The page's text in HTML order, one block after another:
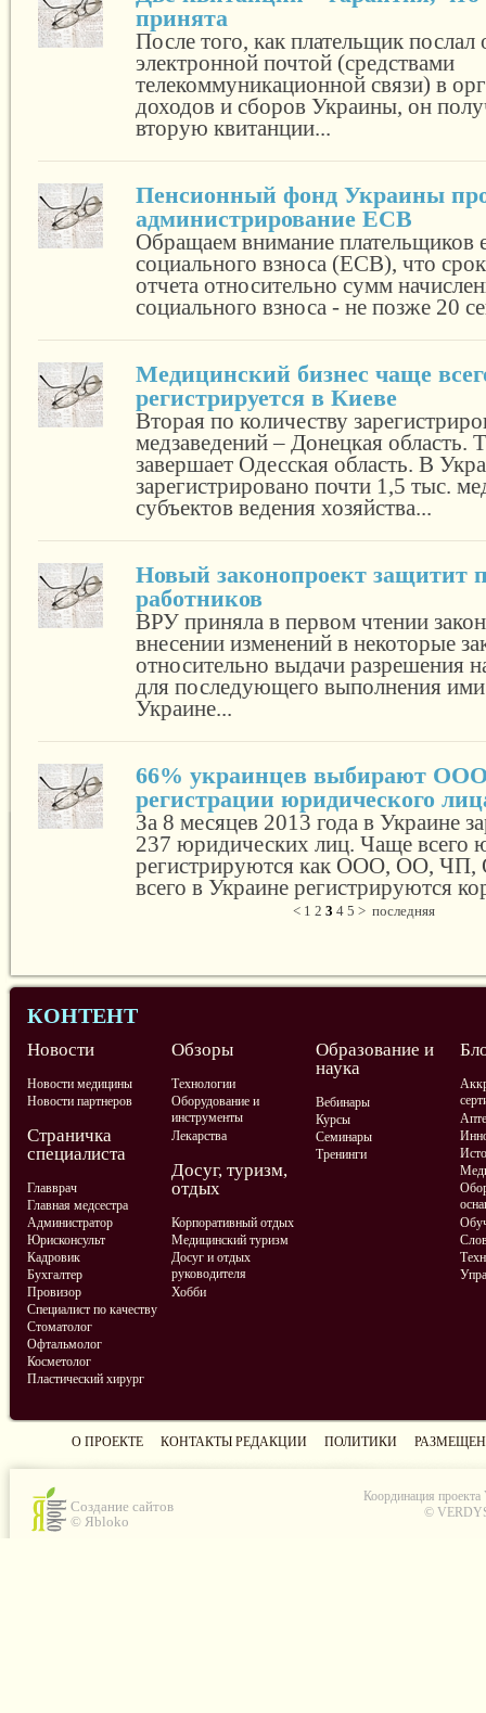
принята
После того, как плательщик послал
электронной почтой (средствами
телекоммуникационной связи) в
доходов и сборов Украины, он
вторую квитанции...
Пенсионный фонд Украины
администрирование ЕСВ
Обращаем внимание плательщиков
социального взноса (ЕСВ), что
отчета относительно сумм
социального взноса - не позже 20
Медицинский бизнес чаще
регистрируется в Киеве
Вторая по количеству
медзаведений – Донецкая область.
завершает Одесская область. В
зарегистрировано почти 1,5 тыс.
субъектов ведения хозяйства...
Новый законопроект защитит
работников
ВРУ приняла в первом чтении
внесении изменений в некоторые
относительно выдачи разрешения
для последующего выполнения
Украине...
66% украинцев выбирают
регистрации юридического
За 8 месяцев 2013 года в Украине
237 юридических лиц. Чаще всего
регистрируются как ООО, ОО,
всего в Украине регистрируются
< 1 2 3 4 5 > последняя
КОНТЕНТ
Новости
Новости медицины
Новости партнеров
Обзоры
Технологии
Оборудование и
инструменты
Лекарства
Образование и
наука
Вебинары
Курсы
Семинары
Тренинги
Страничка
специалиста
Главврач
Главная медсестра
Администратор
Юрисконсульт
Кадровик
Бухгалтер
Провизор
Специалист по качеству
Стоматолог
Офтальмолог
Косметолог
Пластический хирург
Досуг, туризм,
отдых
Корпоративный отдых
Медицинский туризм
Досуг и отдых
руководителя
Хобби
О ПРОЕКТЕ КОНТАКТЫ РЕДАКЦИИ ПОЛИТИКИ
Создание сайтов
© Яbloko
Координация проекта
©